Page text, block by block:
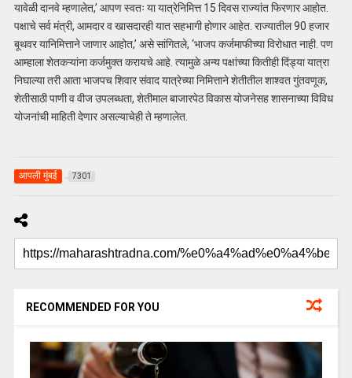
यावेळी दानवे म्हणालेत,’ आपण स्वतः या यात्रेनिमित्त 15 दिवस राज्यांत फिरणार आहोत.
पक्षाचे सर्व मंत्री, आमदार व खासदारही यात सहभागी होणार आहेत. राज्यातील 90 हजार
बूथवर यानिमित्ताने जाणार आहोत,’ असे सांगितले, ‘भाजप कर्जमाफीच्या विरोधात नाही. पण
आम्हाला शेतकऱ्यांना कर्जमुक्त करायचे आहे. त्यामुळे अन्य पक्षांच्या कितीही दिंड्या यात्रा
निघाल्या तरी आता भाजपच शिवार संवाद यात्रेच्या निमित्ताने शेतीतील शाश्वत गुंतवणूक,
शेतीसाठी पाणी व वीज उपलब्धता, शेतीमाल बाजारपेठ विकास योजनेसह शासनाच्या विविध
योजनांची माहिती देणार असल्याचेही ते म्हणालेत.
आपली मुंबई 7301
RECOMMENDED FOR YOU